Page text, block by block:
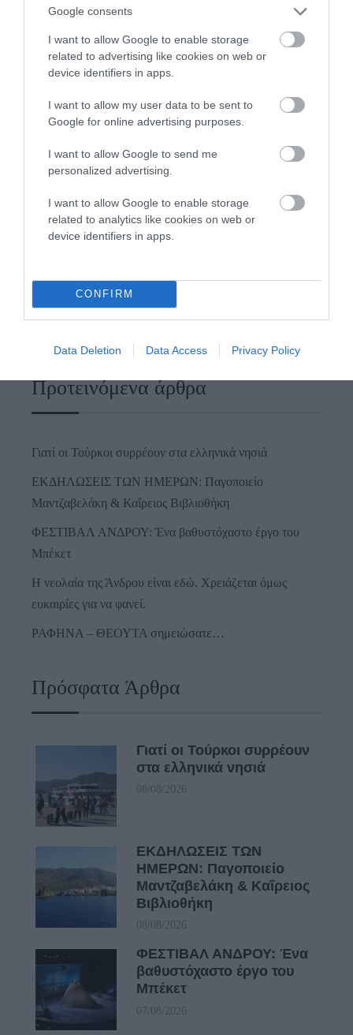
Google consents
I want to allow Google to enable storage
related to advertising like cookies on web or
device identifiers in apps.
I want to allow my user data to be sent to
Google for online advertising purposes.
I want to allow Google to send me
personalized advertising.
I want to allow Google to enable storage
related to analytics like cookies on web or
device identifiers in apps.
CONFIRM
Data Deletion Data Access Privacy Policy
Προτεινόμενα άρθρα
Γιατί οι Τούρκοι συρρέουν στα ελληνικά νησιά
ΕΚΔΗΛΩΣΕΙΣ ΤΩΝ ΗΜΕΡΩΝ: Παγοποιείο
Μαντζαβελάκη & Καΐρειος Βιβλιοθήκη
ΦΕΣΤΙΒΑΛ ΑΝΔΡΟΥ: Ένα βαθυστόχαστο έργο του
Μπέκετ
Η νεολαία της Άνδρου είναι εδώ. Χρειάζεται όμως
ευκαιρίες για να φανεί.
ΡΑΦΗΝΑ – ΘΕΟΥΤΑ σημειώσατε…
Πρόσφατα Άρθρα
Γιατί οι Τούρκοι συρρέουν
στα ελληνικά νησιά
08/08/2026
ΕΚΔΗΛΩΣΕΙΣ ΤΩΝ
ΗΜΕΡΩΝ: Παγοποιείο
Μαντζαβελάκη & Καΐρειος
Βιβλιοθήκη
08/08/2026
ΦΕΣΤΙΒΑΛ ΑΝΔΡΟΥ: Ένα
βαθυστόχαστο έργο του
Μπέκετ
07/08/2026